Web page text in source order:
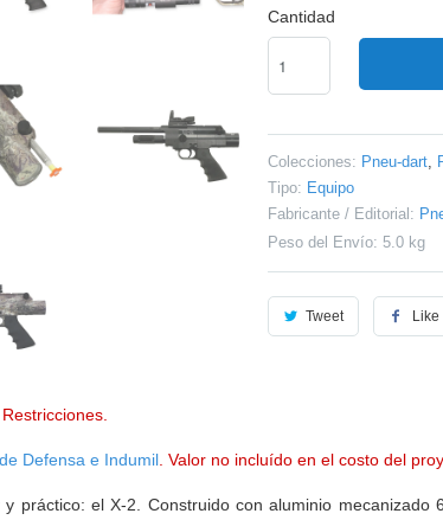
Cantidad
Colecciones: Pneu-dart
Tipo: Equipo
Fabricante / Editorial:
Peso del Envío: 5.0 kg
Tweet Like
Defensa e Indumil . Valor no incluído en el costo del
práctico: el X-2. Construido con aluminio